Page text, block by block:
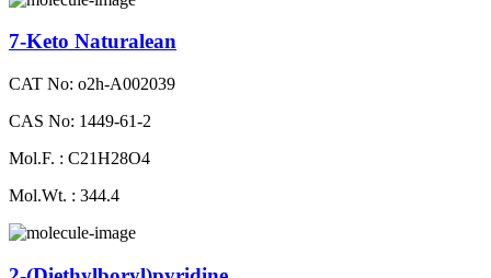
7-Keto Naturalean
CAT No: o2h-A002039
CAS No: 1449-61-2
Mol.F. : C21H28O4
Mol.Wt. : 344.4